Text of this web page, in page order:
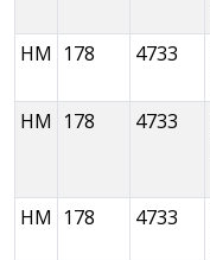
HM 178 4733
HM 178 4733
HM 178 4733